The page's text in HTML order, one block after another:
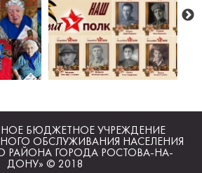
БЮДЖЕТНОЕ УЧРЕЖДЕНИЕ
ОБСЛУЖИВАНИЯ НАСЕЛЕНИЯ
РАЙОНА ГОРОДА РОСТОВА-НА-
ДОНУ» © 2018